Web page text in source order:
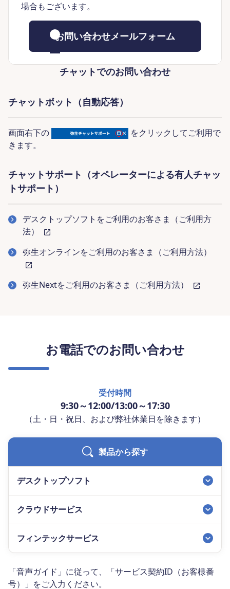
場合もございます。
お問い合わせメールフォーム
チャットでのお問い合わせ
チャットボット（自動応答）
画面右下の
をクリックしてご利用で
きます。
チャットサポート（オペレーターによる有人チャッ
トサポート）
デスクトップソフトをご利用のお客さま（ご利用方
法）
弥生オンラインをご利用のお客さま（ご利用方法）
弥生Nextをご利用のお客さま（ご利用方法）
お電話でのお問い合わせ
受付時間
9:30～12:00/13:00～17:30
（土・日・祝日、および弊社休業日を除きます）
製品から探す
デスクトップソフト
クラウドサービス
フィンテックサービス
「音声ガイド」に従って、「サービス契約ID（お客様番
号）」をご入力ください。